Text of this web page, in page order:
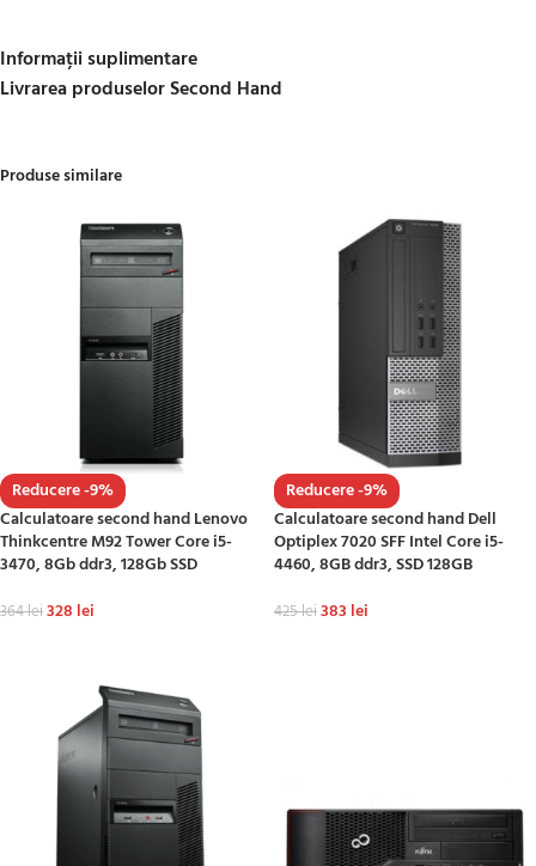
Informații suplimentare
Livrarea produselor Second Hand
Produse similare
Reducere -9%
Calculatoare second hand Lenovo
Thinkcentre M92 Tower Core i5-
3470, 8Gb ddr3, 128Gb SSD
364lei328 lei
Reducere -9%
Calculatoare second hand Dell
Optiplex 7020 SFF Intel Core i5-
4460, 8GB ddr3, SSD 128GB
425lei383 lei